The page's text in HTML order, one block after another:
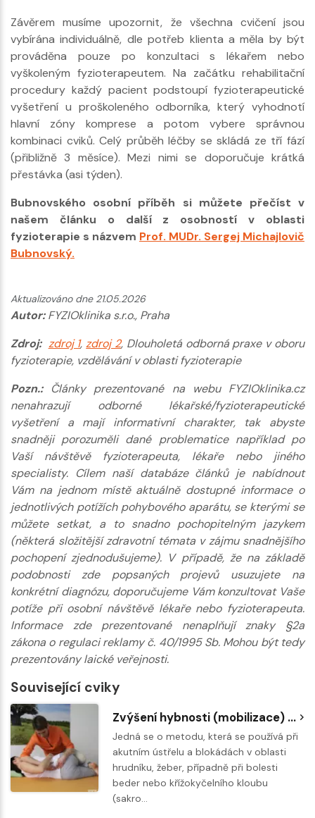
Závěrem musíme upozornit, že všechna cvičení jsou
vybírána individuálně, dle potřeb klienta a měla by být
prováděna pouze po konzultaci s lékařem nebo
vyškoleným fyzioterapeutem. Na začátku rehabilitační
procedury každý pacient podstoupí fyzioterapeutické
vyšetření u proškoleného odborníka, který vyhodnotí
hlavní zóny komprese a potom vybere správnou
kombinaci cviků. Celý průběh léčby se skládá ze tří fází
(přibližně 3 měsíce). Mezi nimi se doporučuje krátká
přestávka (asi týden).
Bubnovského osobní příběh si můžete přečíst v
našem článku o další z osobností v oblasti
fyzioterapie s názvem Prof. MUDr. Sergej Michajlovič
Bubnovský.
Aktualizováno dne 21.05.2026
Autor:FYZIOklinika s.r.o., Praha
Zdroj: zdroj 1,zdroj 2, Dlouholetá odborná praxe v oboru
fyzioterapie, vzdělávání v oblasti fyzioterapie
Pozn.:Články prezentované na webu FYZIOklinika.cz
nenahrazují odborné lékařské/fyzioterapeutické
vyšetření a mají informativní charakter, tak abyste
snadněji porozuměli dané problematice například po
Vaší návštěvě fyzioterapeuta, lékaře nebo jiného
specialisty. Cílem naší databáze článků je nabídnout
Vám na jednom místě aktuálně dostupné informace o
jednotlivých potížích pohybového aparátu, se kterými se
můžete setkat, a to snadno pochopitelným jazykem
(některá složitější zdravotní témata v zájmu snadnějšího
pochopení zjednodušujeme). V případě, že na základě
podobnosti zde popsaných projevů usuzujete na
konkrétní diagnózu, doporučujeme Vám konzultovat Vaše
potíže při osobní návštěvě lékaře nebo fyzioterapeuta.
Informace zde prezentované nenaplňují znaky §2a
zákona o regulaci reklamy č. 40/1995 Sb. Mohou být tedy
prezentovány laické veřejnosti.
Související cviky
Zvýšení hybnosti (mobilizace) bederní páteře s fyzioterapeutem
Jedná se o metodu, která se používá při
akutním ústřelu a blokádách v oblasti
hrudníku, žeber, případně při bolesti
beder nebo křížokyčelního kloubu
(sakro…